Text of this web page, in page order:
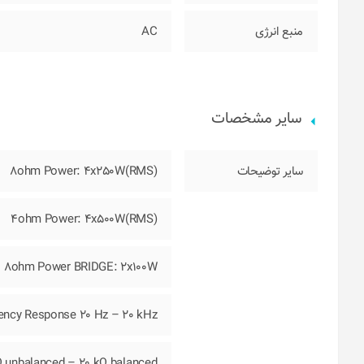
منبع انرژی AC
سایر مشخصات
سایر توضیحات (8ohm Power: 4x250W(RMS
(4ohm Power: 4x500W(RMS
8ohm Power BRIDGE: 2x100W
Response 20 Hz – 20 kHz